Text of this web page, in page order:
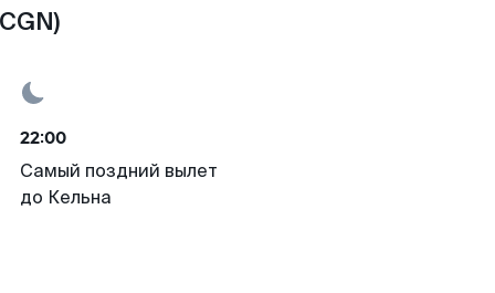
22:00
Самый поздний вылет
до Кельна